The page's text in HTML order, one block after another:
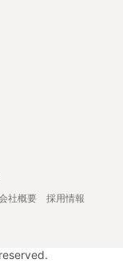
社概要
採用情報